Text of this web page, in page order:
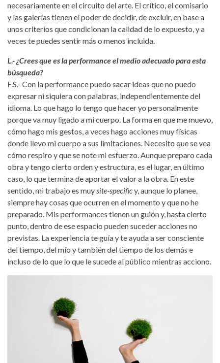
necesariamente en el circuito del arte. El crítico, el comisario
y las galerías tienen el poder de decidir, de excluir, en base a
unos criterios que condicionan la calidad de lo expuesto, y a
veces te puedes sentir más o menos incluida.
L.- ¿Crees que es la performance el medio adecuado para esta
búsqueda?
F.S.- Con la performance puedo sacar ideas que no puedo
expresar ni siquiera con palabras, independientemente del
idioma. Lo que hago lo tengo que hacer yo personalmente
porque va muy ligado a mi cuerpo. La forma en que me muevo,
cómo hago mis gestos, a veces hago acciones muy físicas
donde llevo mi cuerpo a sus limitaciones. Necesito que se vea
cómo respiro y que se note mi esfuerzo. Aunque preparo cada
obra y tengo cierto orden y estructura, es el lugar, en último
caso, lo que termina de aportar el valor a la obra. En este
sentido, mi trabajo es muy site-specificy, aunque lo planee,
siempre hay cosas que ocurren en el momento y que no he
preparado. Mis performances tienen un guión y, hasta cierto
punto, dentro de ese espacio pueden suceder acciones no
previstas. La experiencia te guía y te ayuda a ser consciente
del tiempo, del mío y también del tiempo de los demás e
incluso de lo que lo que le sucede al público mientras acciono.
w-siegrist-fotoperformance2017.jpg